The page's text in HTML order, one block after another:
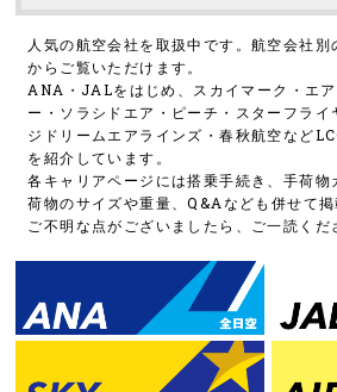
人気の航空会社を取扱中です。航空会社別
からご覧いただけます。
ANA・JALをはじめ、スカイマーク・エ
ー・ソラシドエア・ピーチ・スターフライ
ジドリームエアラインズ・春秋航空など
を紹介しています。
各キャリアページには搭乗手続き、手荷物
荷物のサイズや重量、Q&Aなども併せて掲
ご不明な点がございましたら、ご一読くだ